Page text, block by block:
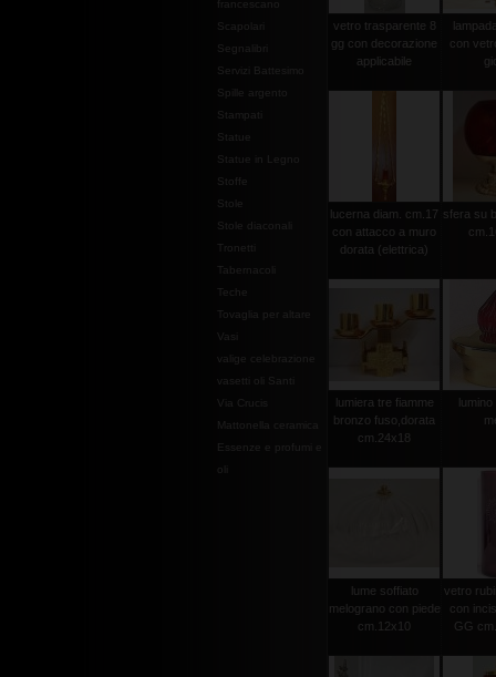
francescano
Scapolari
Segnalibri
Servizi Battesimo
Spille argento
Stampati
Statue
Statue in Legno
Stoffe
Stole
Stole diaconali
Tabernacoli
valige celebrazione
Mattonella ceramica
Essenze e profumi e
vetro trasparente 8
gg con decorazione
applicabile
con
lucerna diam. cm.17
con attacco a muro
dorata (elettrica)
sfera su
lumiera tre fiamme
bronzo fuso,dorata
cm.24x18
lume soffiato
melograno con piede
cm.12x10
vetro
con
GG